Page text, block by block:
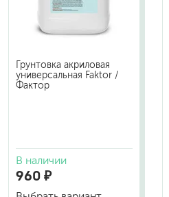
Грунтовка акриловая
универсальная Faktor /
Фактор
В наличии
960 ₽